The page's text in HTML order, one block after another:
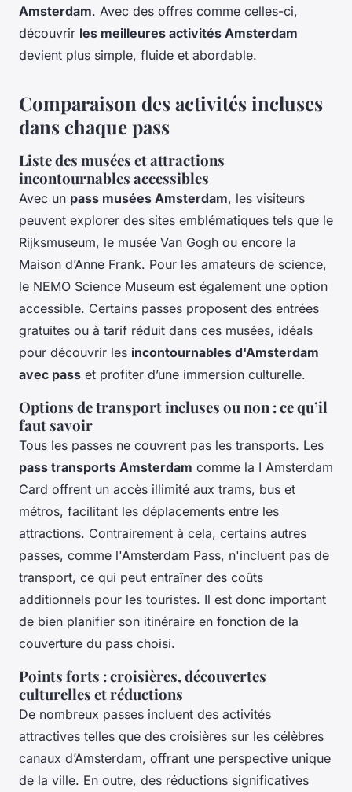
Amsterdam. Avec des offres comme celles-ci,
découvrir les meilleures activités Amsterdam
devient plus simple, fluide et abordable.
Comparaison des activités incluses
dans chaque pass
Liste des musées et attractions
incontournables accessibles
Avec un pass musées Amsterdam, les visiteurs
peuvent explorer des sites emblématiques tels que le
Rijksmuseum, le musée Van Gogh ou encore la
Maison d’Anne Frank. Pour les amateurs de science,
le NEMO Science Museum est également une option
accessible. Certains passes proposent des entrées
gratuites ou à tarif réduit dans ces musées, idéals
pour découvrir les incontournables d'Amsterdam
avec pass et profiter d’une immersion culturelle.
Options de transport incluses ou non : ce qu’il
faut savoir
Tous les passes ne couvrent pas les transports. Les
pass transports Amsterdam comme la I Amsterdam
Card offrent un accès illimité aux trams, bus et
métros, facilitant les déplacements entre les
attractions. Contrairement à cela, certains autres
passes, comme l'Amsterdam Pass, n'incluent pas de
transport, ce qui peut entraîner des coûts
additionnels pour les touristes. Il est donc important
de bien planifier son itinéraire en fonction de la
couverture du pass choisi.
Points forts : croisières, découvertes
culturelles et réductions
De nombreux passes incluent des activités
attractives telles que des croisières sur les célèbres
canaux d’Amsterdam, offrant une perspective unique
de la ville. En outre, des réductions significatives